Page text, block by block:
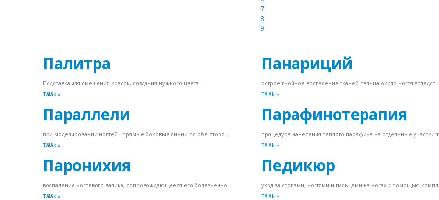
7
8
9
Палитра
Подставка для смешения красок, создания нужного цвета....
Tālāk »
Панариций
острое гнойное воспаление тканей пальца около ногтя вследст...
Tālāk »
Параллели
при моделировании ногтей - прямые боковые линии по обе сторо...
Tālāk »
Парафинотерапия
процедура нанесения теплого парафина на отдельные участки
Tālāk »
Паронихия
воспаление ногтевого валика, сопровождающееся его болезненно...
Tālāk »
Педикюр
уход за стопами, ногтями и пальцами на ногах с помощью
Tālāk »